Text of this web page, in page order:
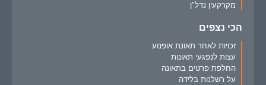
מקרקעין נדל"ן
הכי נצפים
זכויות לאחר תאונת אופנוע
עצות לנפגעי תאונות
החלפת פרטים בתאונה
על רשלנות בלידה